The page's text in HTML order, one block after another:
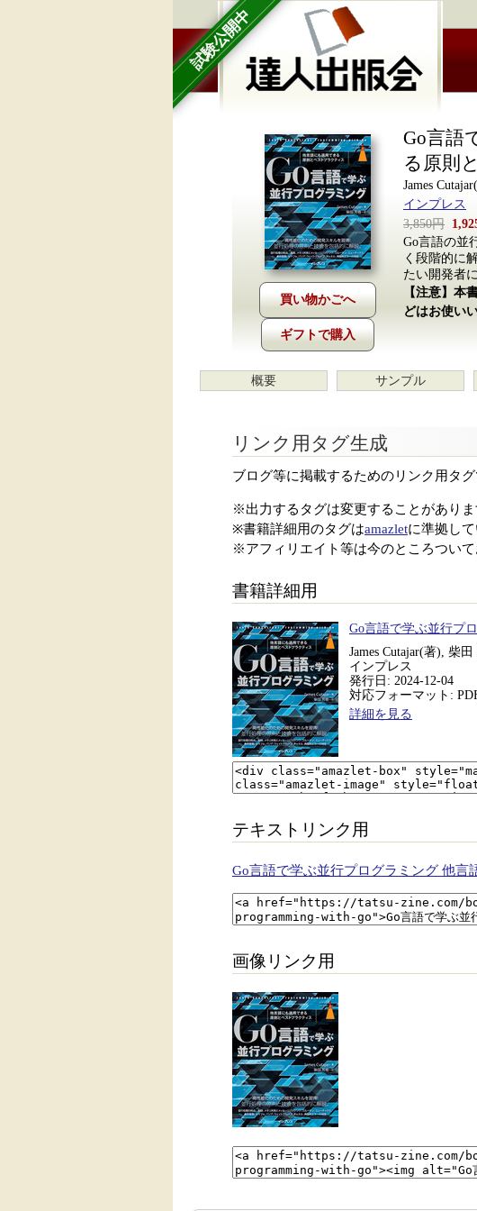
試験公開中
ギフトで購入
Go言語
る原則
James
インプレス
3,850円
Go言語の並
く段階的に
たい開発者
【注意】本
どはお使い
概要 サンプル
リンク用タグ生成
ブログ等に掲載するためのリンク用タ
※出力するタグは変更することがありま
※書籍詳細用のタグはamazletに準拠して
※アフィリエイト等は今のところついて
書籍詳細用
Go言語で学ぶ並行プ
James Cutajar(著), 柴
インプレス
発行日: 2024-12-04
対応フォーマット:
詳細を見る
テキストリンク用
Go言語で学ぶ並行プログラミング 他言
画像リンク用